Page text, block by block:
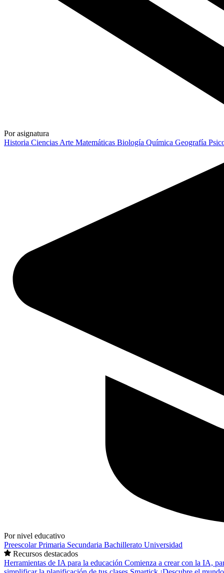
Por asignatura
Historia Ciencias Arte Matemáticas Biología Química Geografía
Por nivel educativo
PreescolarPrimaria Secundaria Bachillerato Universidad
Recursos destacados
Herramientas de IA para la educación Comienza a crear con la IA,